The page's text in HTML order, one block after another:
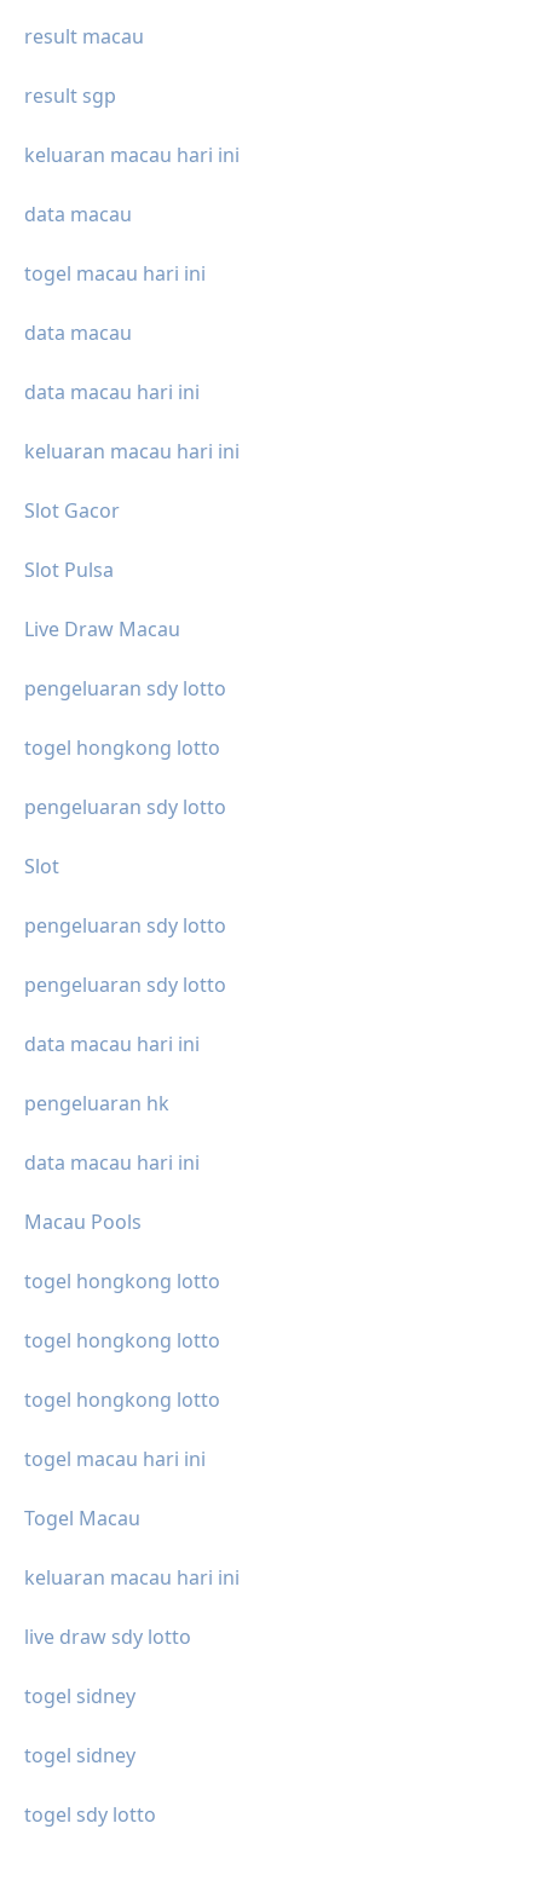
result macau
result sgp
keluaran macau hari ini
data macau
togel macau hari ini
data macau
data macau hari ini
keluaran macau hari ini
Slot Gacor
Slot Pulsa
Live Draw Macau
pengeluaran sdy lotto
togel hongkong lotto
pengeluaran sdy lotto
Slot
pengeluaran sdy lotto
pengeluaran sdy lotto
data macau hari ini
pengeluaran hk
data macau hari ini
Macau Pools
togel hongkong lotto
togel hongkong lotto
togel hongkong lotto
togel macau hari ini
Togel Macau
keluaran macau hari ini
live draw sdy lotto
togel sidney
togel sidney
togel sdy lotto